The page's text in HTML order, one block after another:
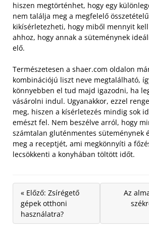
hiszen megtörténhet, hogy egy
nem találja meg a megfelelő
kikísérletezheti, hogy miből mennyit
ahhoz, hogy annak a süteménynek
elő.
Természetesen a shaer.com oldalon
kombinációjú liszt neve megtalálható,
könnyebben el tud majd igazodni, ha
vásárolni indul. Ugyanakkor, ezzel
meg, hiszen a kísérletezés mindig sok
emészt fel. Nem beszélve arról, hogy
számtalan gluténmentes süteménynek
meg a receptjét, ami megkönnyíti a
lecsökkenti a konyhában töltött időt.
« Előző: Zsírégető
gépek otthoni
használatra?
Az